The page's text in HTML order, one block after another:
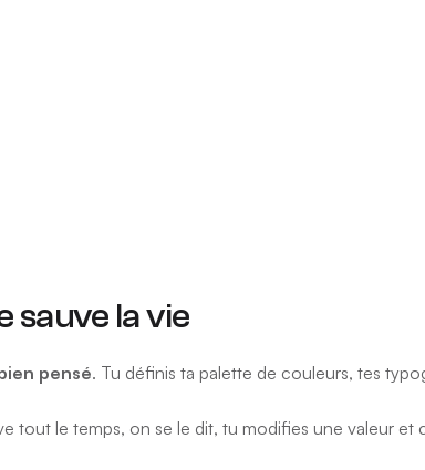
sauve la vie
pensé. Tu définis ta palette de couleurs, tes
tout le temps, on se le dit, tu modifies une valeur et